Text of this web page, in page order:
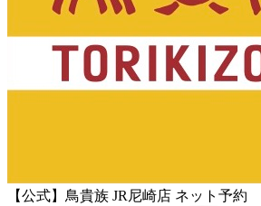
【公式】鳥貴族 JR尼崎店 ネット予約